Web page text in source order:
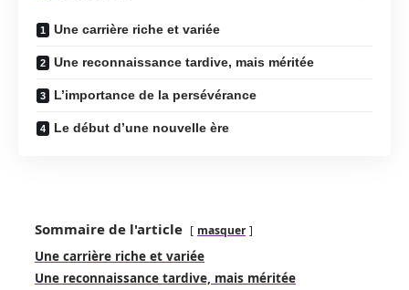
Une carrière riche et variée
Une reconnaissance tardive, mais méritée
L’importance de la persévérance
Le début d’une nouvelle ère
Sommaire de l'article masquer
Une carrière riche et variée
Une reconnaissance tardive, mais méritée